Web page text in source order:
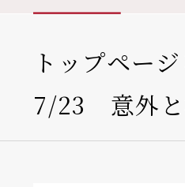
トップページ
7/23 意外